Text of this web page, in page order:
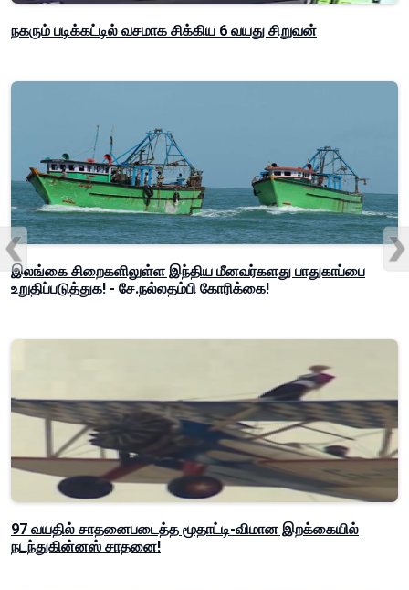
நகரும் படிக்கட்டில் வசமாக சிக்கிய 6 வயது சிறுவன்
இலங்கை சிறைகளிலுள்ள இந்திய மீனவர்களது பாதுகாப்பை
உறுதிப்படுத்துக! - சே.நல்லதம்பி கோரிக்கை!
97 வயதில் சாதனைபடைத்த மூதாட்டி-விமான இறக்கையில்
நடந்துகின்னஸ் சாதனை!